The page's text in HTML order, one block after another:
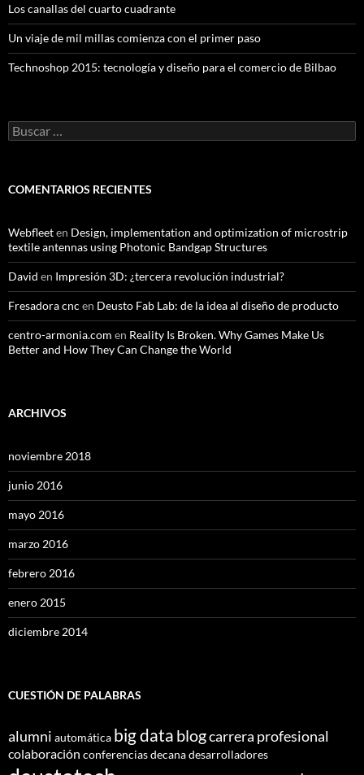
Los canallas del cuarto cuadrante
Un viaje de mil millas comienza con el primer paso
Technoshop 2015: tecnología y diseño para el comercio de Bilbao
Buscar:
COMENTARIOS RECIENTES
Webfleeten Design, implementation and optimization of microstrip
textile antennas using Photonic Bandgap Structures
David en Impresión 3D: ¿tercera revolución industrial?
Fresadora cnc en Deusto Fab Lab: de la idea al diseño de producto
centro-armonia.com en Reality Is Broken. Why Games Make Us
Better and How They Can Change the World
ARCHIVOS
noviembre 2018
junio 2016
mayo 2016
marzo 2016
febrero 2016
enero 2015
diciembre 2014
CUESTIÓN DE PALABRAS
alumni automática big data blogcarrera profesional
colaboración conferenciasdecanadesarrolladores